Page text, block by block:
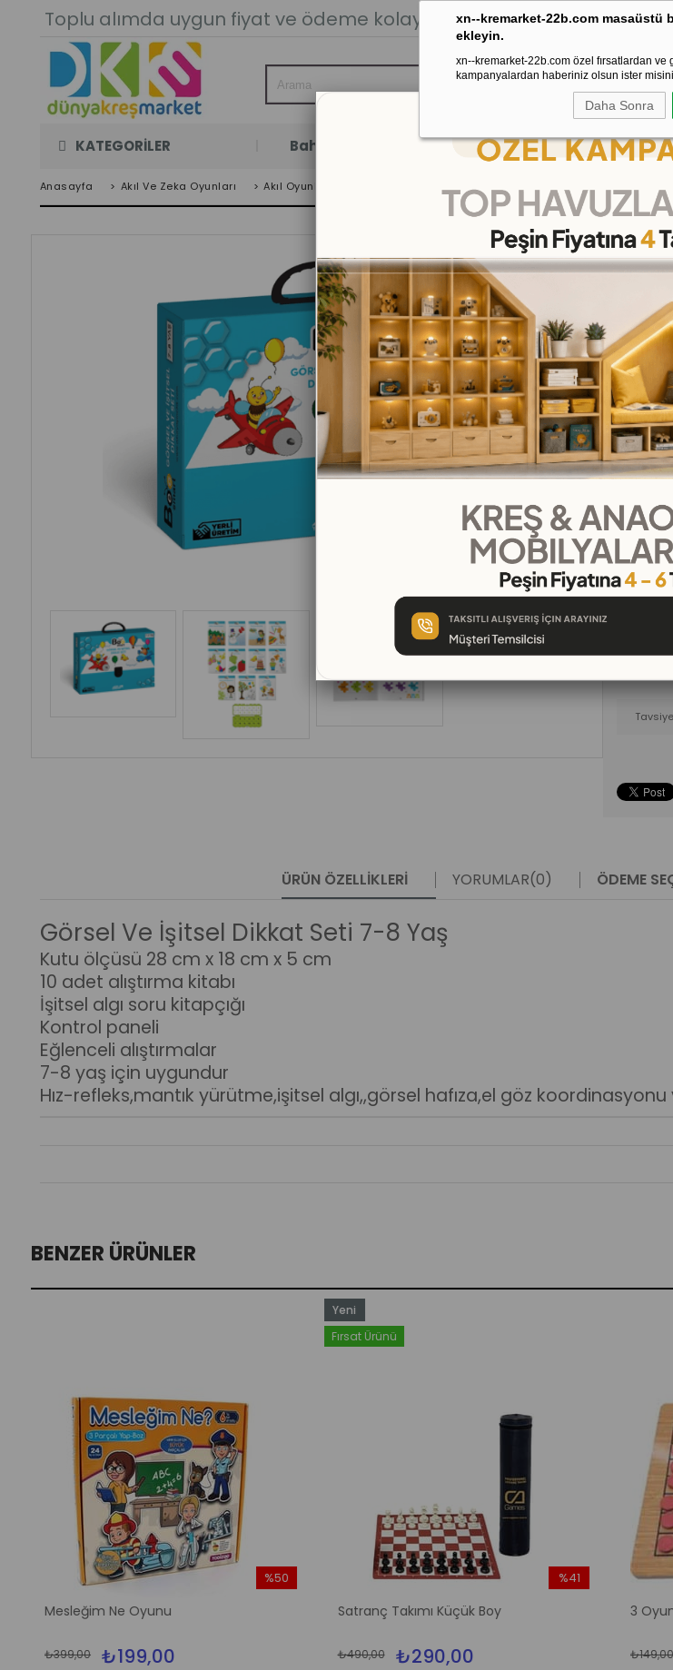
xn--kremarket-22b.com masaüstü
ekleyin.
xn--kremarket-22b.com özel fırsatlardan ve
kampanyalardan haberiniz olsun ister
Daha Sonra
Toplu alımda uygun fiyat ve ödeme kolaylığı. Stoktan Gönderim.%
KATEGORİLER Bahçe Oyun Odası Kaydırak Salıncak
Anasayfa > Akıl Ve Zeka Oyunları > Akıl Oyunları Görsel Ve İşitsel Dikkat Seti 7-8 Yaş
%
24
₺990,00
₺83,33
ÜRÜN ÖZELLIKLERI YORUMLAR(0) ÖDEME
Görsel Ve İşitsel Dikkat Seti 7-8 Yaş
Kutu ölçüsü 28 cm x 18 cm x 5 cm
10 adet alıştırma kitabı
İşitsel algı soru kitapçığı
Kontrol paneli
Eğlenceli alıştırmalar
7-8 yaş için uygundur
Hız-refleks,mantık yürütme,işitsel algı,,görsel hafıza,el göz
BENZER ÜRÜNLER
Mesleğim Ne Oyunu
₺199,00
₺399,00
%50
Satranç Takımı Küçük Boy
₺290,00
₺490,00
%41
Yeni
Ürün
Fırsat Ürünü
3
₺149,00